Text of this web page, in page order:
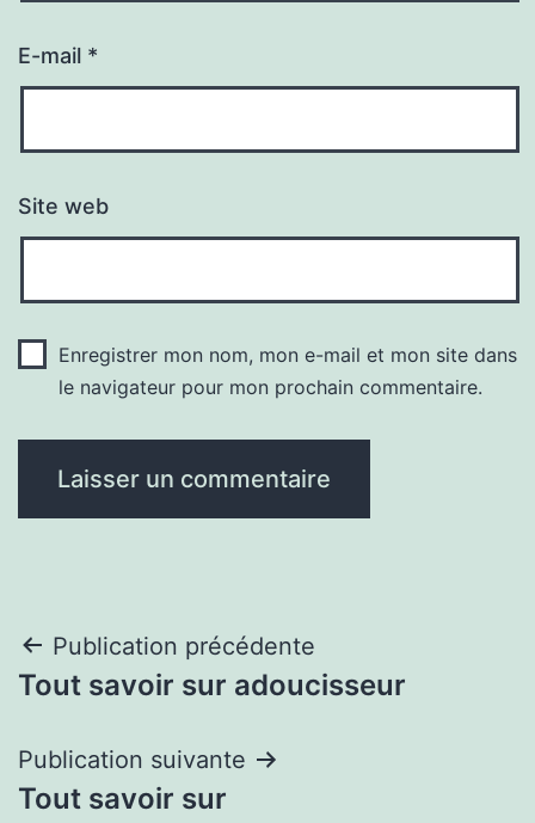
E-mail *
Site web
Enregistrer mon nom, mon e-mail et mon site dans
le navigateur pour mon prochain commentaire.
Navigation
de
l’article
Publication précédente
Tout savoir sur adoucisseur
Publication suivante
Tout savoir sur